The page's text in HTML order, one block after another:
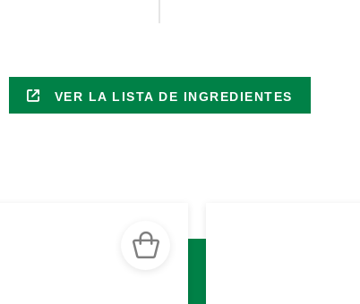
VER LA LISTA DE INGREDIENTES